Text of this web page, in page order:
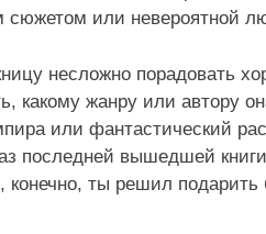
или невероятной
несложно порадовать
какому жанру или автору
или фантастический
последней вышедшей
конечно, ты решил